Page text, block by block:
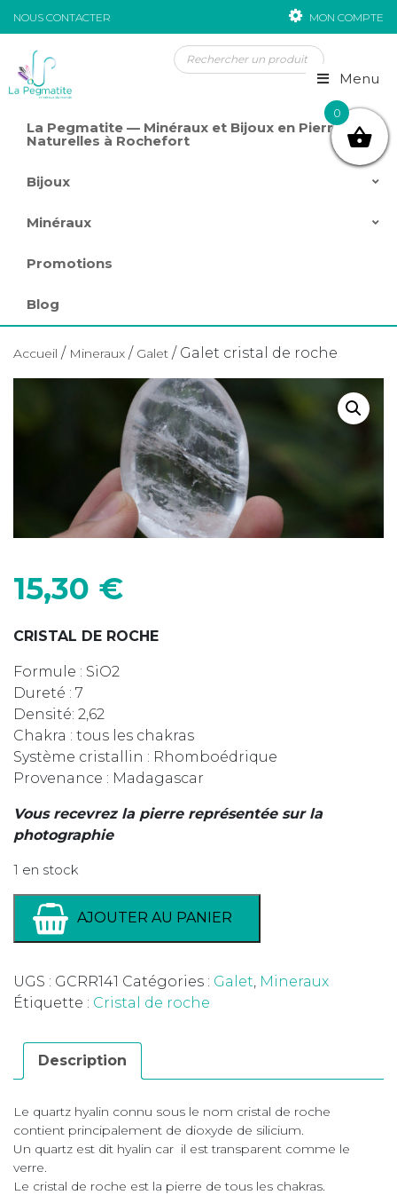
NOUS CONTACTER MON COMPTE
Passer au contenu
Menu
La Pegmatite — Minéraux et Bijoux en Pierres
Naturelles à Rochefort
Bijoux
Minéraux
Promotions
Blog
Accueil / Mineraux / Galet / Galet cristal de roche
15,30 €
CRISTAL DE ROCHE
Formule : SiO2
Dureté : 7
Densité: 2,62
Chakra : tous les chakras
Système cristallin : Rhomboédrique
Provenance : Madagascar
Vous recevrez la pierre représentée sur la
photographie
1 en stock
AJOUTER AU PANIER
UGS : GCRR141 Catégories : Galet, Mineraux
Étiquette : Cristal de roche
Description
Le quartz hyalin connu sous le nom cristal de roche
contient principalement de dioxyde de silicium.
Un quartz est dit hyalin car il est transparent comme le
verre.
Le cristal de roche est la pierre de tous les chakras.
0